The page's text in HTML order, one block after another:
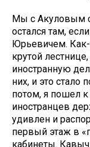
Мы с Акуловым
остался там,
Юрьевичем. Как-
крутой
иностранную
них, и это стало
потом, я пошел к
иностранцев
удивлен и
первый этаж в
кабинеты.